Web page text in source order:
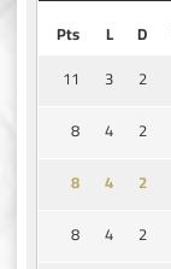
D
L
Pts
2
3
11
2
4
8
2
4
8
2
4
8